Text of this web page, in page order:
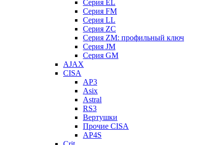
Серия EL
Серия FM
Серия LL
Серия ZC
Серия ZM: профильный ключ
Серия JM
Серия GM
AJAX
CISA
AP3
Asix
Astral
RS3
Вертушки
Прочие CISA
AP4S